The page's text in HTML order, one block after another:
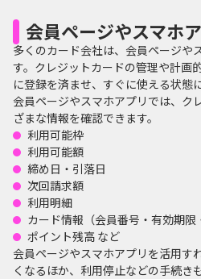
会員ページやスマホ
多くのカード会社は、会員ページや
す。クレジットカードの管理や計画
に登録を済ませ、すぐに使える状態
会員ページやスマホアプリでは、ク
ざまな情報を確認できます。
利用可能枠
利用可能額
締め日・引落日
次回請求額
利用明細
カード情報（会員番号・有効期限
ポイント残高 など
会員ページやスマホアプリを活用す
くなるほか、利用停止などの手続き